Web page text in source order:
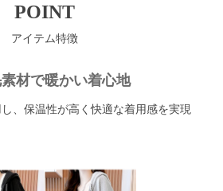
POINT
アイテム特徴
材で暖かい着心地
、保温性が高く快適な着用感を実現